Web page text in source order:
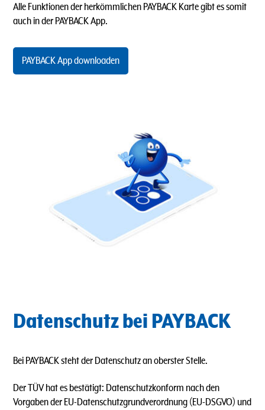
Alle Funktionen der herkömmlichen PAYBACK Karte gibt es somit
auch in der PAYBACK App.
PAYBACK App downloaden
Datenschutz bei PAYBACK
Bei PAYBACK steht der Datenschutz an oberster Stelle.
Der TÜV hat es bestätigt: Datenschutzkonform nach den
Vorgaben der EU-Datenschutzgrundverordnung (EU-DSGVO) und